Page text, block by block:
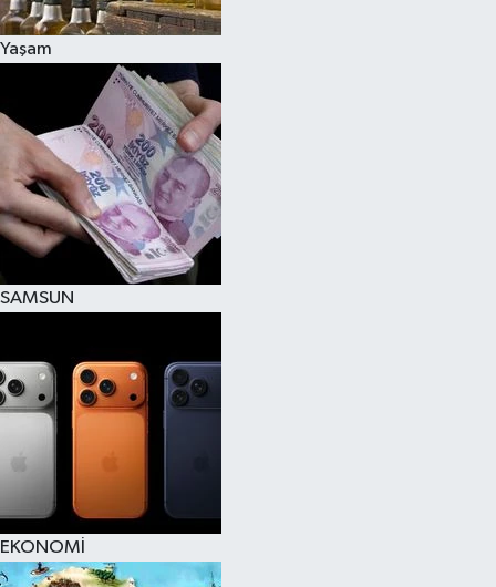
Yaşam
SAMSUN
EKONOMİ